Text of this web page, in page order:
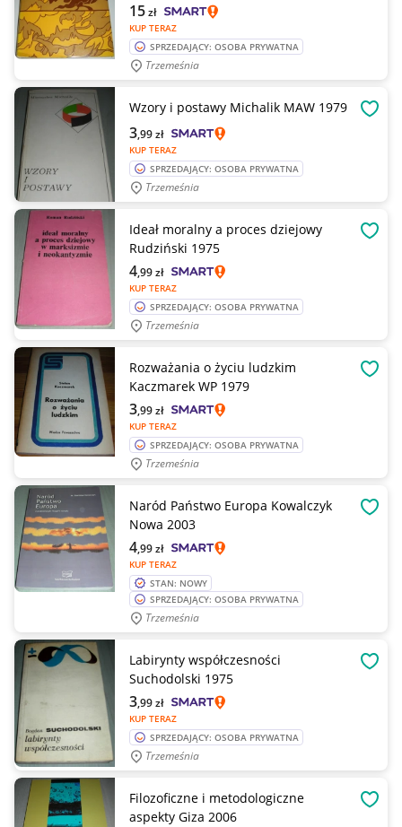
KUP TERAZ
15zł
SPRZEDAJĄCY: OSOBA PRYWATNA
Trzemeśnia
Wzory i postawy Michalik MAW 1979
KUP TERAZ
3,99zł
SPRZEDAJĄCY: OSOBA PRYWATNA
Trzemeśnia
Ideał moralny a proces dziejowy
Rudziński 1975
KUP TERAZ
4,99zł
SPRZEDAJĄCY: OSOBA PRYWATNA
Trzemeśnia
Rozważania o życiu ludzkim
Kaczmarek WP 1979
KUP TERAZ
3,99zł
SPRZEDAJĄCY: OSOBA PRYWATNA
Trzemeśnia
Naród Państwo Europa Kowalczyk
Nowa 2003
KUP TERAZ
4,99zł
STAN: NOWY
SPRZEDAJĄCY: OSOBA PRYWATNA
Trzemeśnia
Labirynty współczesności
Suchodolski 1975
KUP TERAZ
3,99zł
SPRZEDAJĄCY: OSOBA PRYWATNA
Trzemeśnia
Filozoficzne i metodologiczne
aspekty Giza 2006